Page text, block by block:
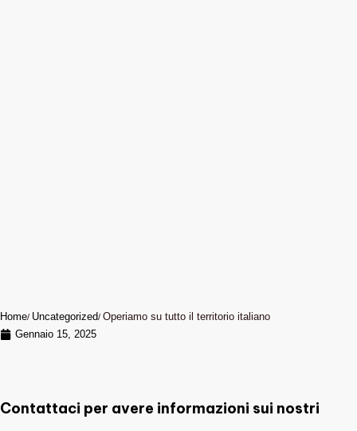
Home Uncategorized Operiamo su tutto il territorio italiano
Gennaio 15, 2025
Contattaci per avere informazioni sui nostri